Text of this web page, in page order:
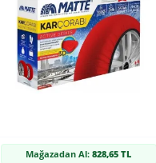
Mağazadan Al:828,65 TL